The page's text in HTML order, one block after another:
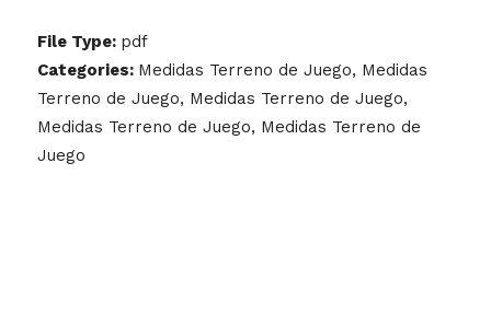
File Type: pdf
Categories: Medidas Terreno de Juego, Medidas
Terreno de Juego, Medidas Terreno de Juego,
Medidas Terreno de Juego, Medidas Terreno de
Juego